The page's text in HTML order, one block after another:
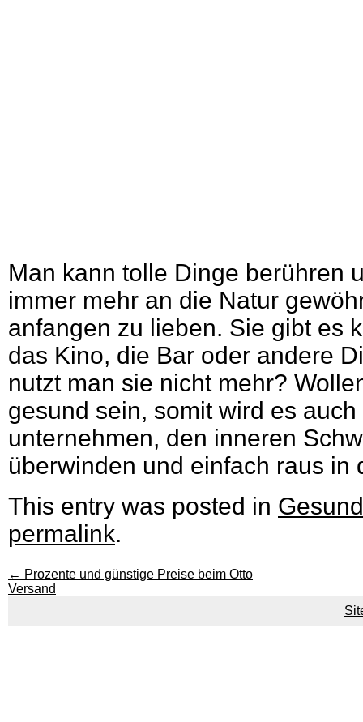
Man kann tolle Dinge berühren
immer mehr an die Natur
anfangen zu lieben. Sie gibt es
das Kino, die Bar oder andere
nutzt man sie nicht mehr?
gesund sein, somit wird es
unternehmen, den inneren
überwinden und einfach raus in
This entry was posted in
permalink.
← Prozente und günstige Preise beim Otto
Versand